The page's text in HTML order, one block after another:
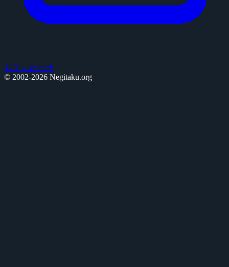
お問い合わせ
© 2002-2026 Negitaku.org